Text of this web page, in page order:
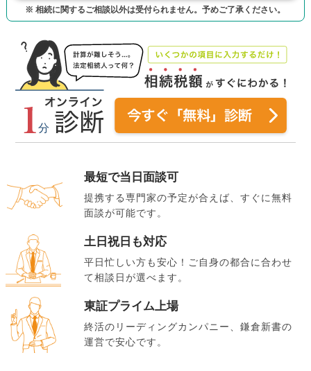
※ 相続に関するご相談以外は受付られません。予めご了承ください。
最短で当日面談可
提携する専門家の予定が合えば、すぐに無料
面談が可能です。
土日祝日も対応
平日忙しい方も安心！ご自身の都合に合わせ
て相談日が選べます。
東証プライム上場
終活のリーディングカンパニー、鎌倉新書の
運営で安心です。